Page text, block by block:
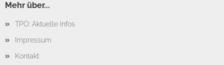
Mehr über...
TPO: Aktuelle Infos
Impressum
Kontakt